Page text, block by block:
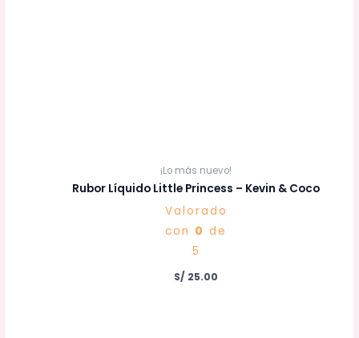
¡Lo más nuevo!
Rubor Líquido Little Princess – Kevin & Coco
Valorado
con 0 de
5
S/ 25.00